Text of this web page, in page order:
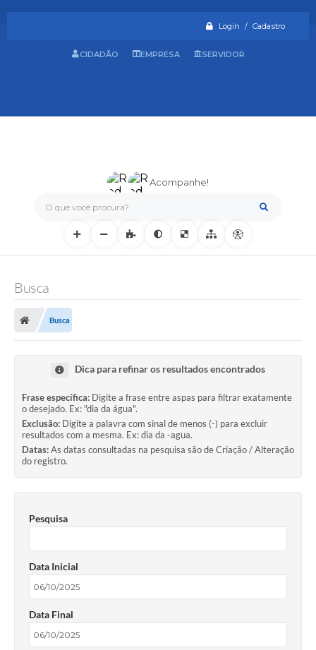
Login / Cadastro
O que você procura?
Acompanhe!
CIDADÃO EMPRESA SERVIDOR
Busca
Busca
Dica para refinar os resultados encontrados
Frase específica: Digite a frase entre aspas para filtrar exatamente
o desejado. Ex: "dia da água".
Exclusão: Digite a palavra com sinal de menos (-) para excluir
resultados com a mesma. Ex: dia da -agua.
Datas:As datas consultadas na pesquisa são de Criação / Alteração
do registro.
Pesquisa
Data Inicial
Data Final